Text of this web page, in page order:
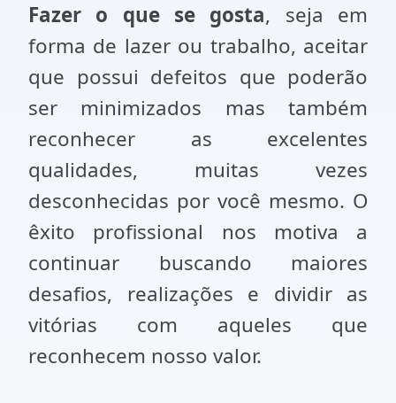
Fazer o que se gosta, seja em
forma de lazer ou trabalho, aceitar
que possui defeitos que poderão
ser minimizados mas também
reconhecer as excelentes
qualidades, muitas vezes
desconhecidas por você mesmo. O
êxito profissional nos motiva a
continuar buscando maiores
desafios, realizações e dividir as
vitórias com aqueles que
reconhecem nosso valor.